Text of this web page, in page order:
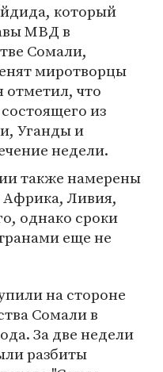
который
МВД в
Сомали,
миротворцы
что
из
Уганды и
недели.
также намерены
Ливия,
однако сроки
еще не
на стороне
Сомали в
За две недели
разбиты